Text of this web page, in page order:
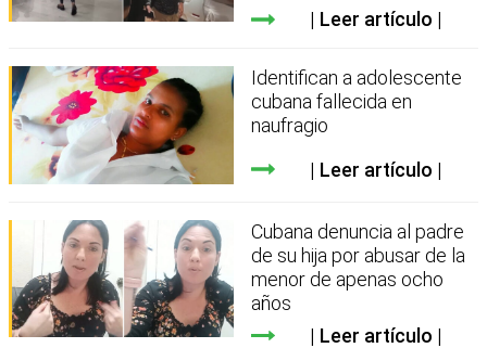
Leer artículo
Identifican a adolescente
cubana fallecida en
naufragio
Leer artículo
Cubana denuncia al padre
de su hija por abusar de la
menor de apenas ocho
años
Leer artículo